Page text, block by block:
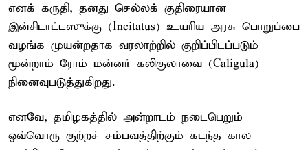
எனக் கருதி, தனது செல்லக் குதிரையான
இன்சிடாட்டஸுக்கு (Incitatus) உயரிய அரசு பொறுப்பை
வழங்க முயன்றதாக வரலாற்றில் குறிப்பிடப்படும்
மூன்றாம் ரோம் மன்னர் கலிகுலாவை (Caligula)
நினைவுபடுத்துகிறது.
எனவே, தமிழகத்தில் அன்றாடம் நடைபெறும்
ஒவ்வொரு குற்றச் சம்பவத்திற்கும் கடந்த கால